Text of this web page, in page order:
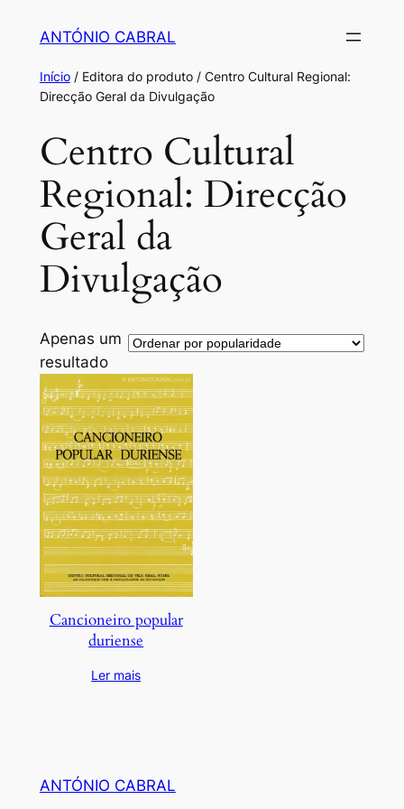
conteúdo
ANTÓNIO CABRAL
Início/ Editora do produto / Centro Cultural Regional:
Direcção Geral da Divulgação
Centro Cultural
Regional: Direcção
Geral da
Divulgação
Apenas um
resultado
Cancioneiro popular
duriense
Ler mais
ANTÓNIO CABRAL